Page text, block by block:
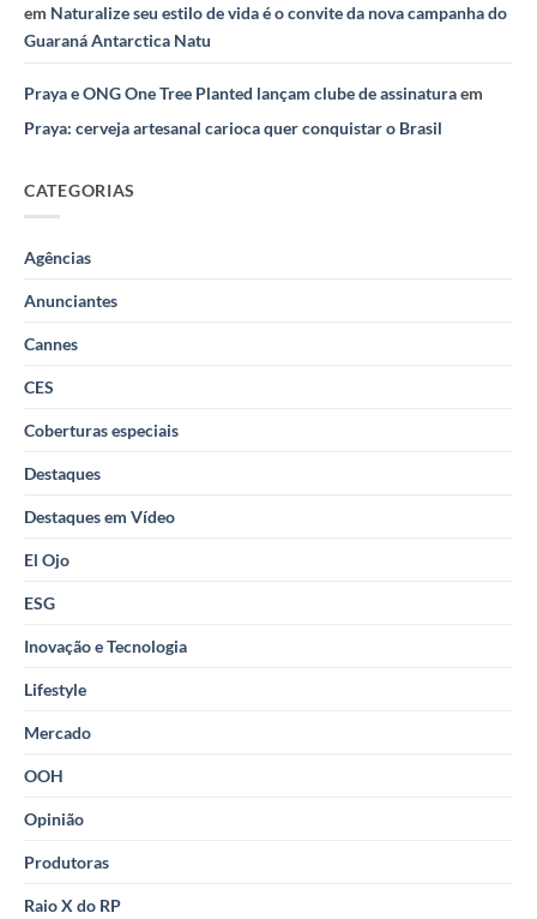
em Naturalize seu estilo de vida é o convite da nova campanha do
Guaraná Antarctica Natu
Praya e ONG One Tree Planted lançam clube de assinaturaem
Praya: cerveja artesanal carioca quer conquistar o Brasil
CATEGORIAS
Agências
Anunciantes
Cannes
CES
Coberturas especiais
Destaques
Destaques em Vídeo
El Ojo
ESG
Inovação e Tecnologia
Lifestyle
Mercado
OOH
Opinião
Produtoras
Raio X do RP